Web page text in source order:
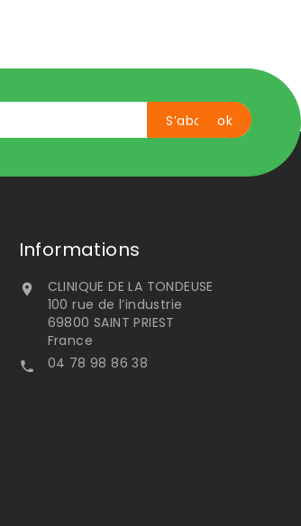
Informations

CLINIQUE DE LA TONDEUSE
100 rue de l’industrie
69800 SAINT PRIEST
France
 04 78 98 86 38